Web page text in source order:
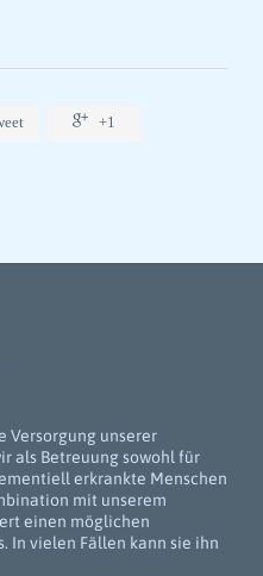
 +1
Versorgung unserer
als Betreuung sowohl für
erkrankte Menschen
mit unserem
einen möglichen
In vielen Fällen kann sie ihn